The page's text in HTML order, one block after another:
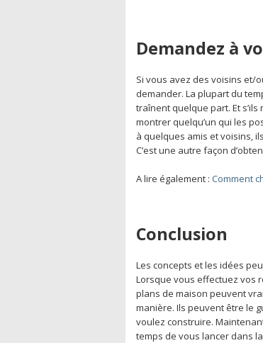
Demandez à
Si vous avez des voisins et/
demander. La plupart du
traînent quelque part. Et
montrer quelqu’un qui les
à quelques amis et voisins,
C’est une autre façon
A lire également : Comment
Conclusion
Les concepts et les idées
Lorsque vous effectuez vos
plans de maison peuvent
manière. Ils peuvent être le
voulez construire.
temps de vous lancer dans